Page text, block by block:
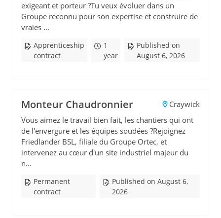
exigeant et porteur ?Tu veux évoluer dans un
Groupe reconnu pour son expertise et construire de
vraies ...
Apprenticeship
contract
1
year
Published on
August 6, 2026
Monteur Chaudronnier
Craywick
Vous aimez le travail bien fait, les chantiers qui ont
de l'envergure et les équipes soudées ?Rejoignez
Friedlander BSL, filiale du Groupe Ortec, et
intervenez au cœur d'un site industriel majeur du
n...
Permanent
contract
Published on August 6,
2026